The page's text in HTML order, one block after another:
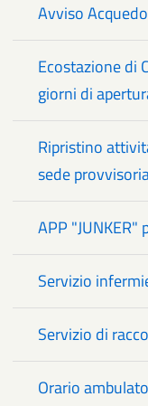
Avviso
Ecostazione di
giorni di
Ripristino
sede
APP
Servizio
Servizio di
Orario